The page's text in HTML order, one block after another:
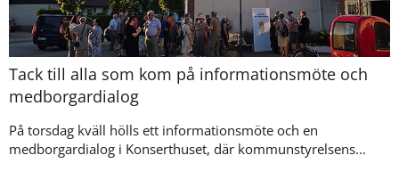
Tack till alla som kom på informationsmöte och
medborgardialog
På torsdag kväll hölls ett informationsmöte och en
medborgardialog i Konserthuset, där kommunstyrelsens...